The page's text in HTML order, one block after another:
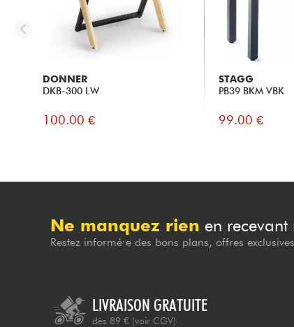
DONNER
DKB-300 LW
100.00 €
STAGG
PB39 BKM VBK
99.00 €
Ne manquez rien en recevant
Restez informé·e des bons plans, offres
LIVRAISON GRATUITE
dès 89 € (voir CGV)